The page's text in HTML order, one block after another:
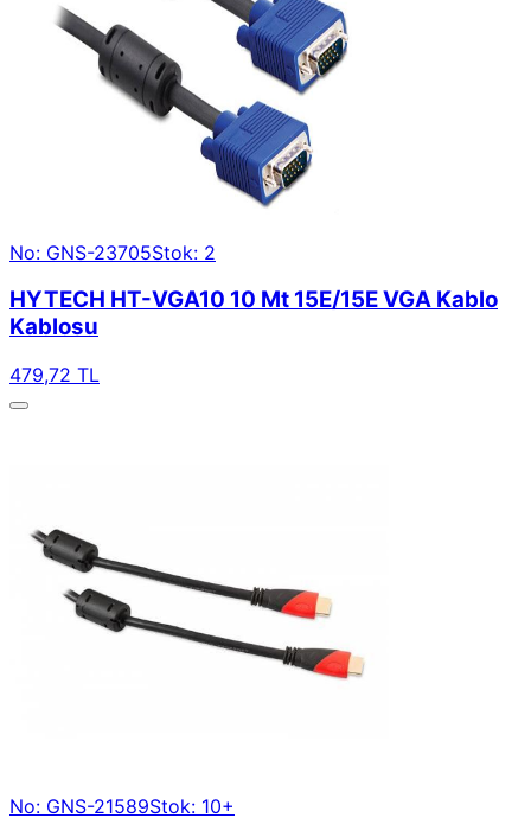
No: GNS-23705Stok: 2
HYTECH HT-VGA10 10 Mt 15E/15E VGA Kablo
Kablosu
479,72 TL
No: GNS-21589Stok: 10+